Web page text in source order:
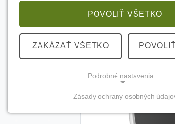
POVOLIŤ VŠETKO
ZAKÁZAŤ VŠETKO
Podrobné nastavenia
(vždy aktívne, nemožno vypnúť)
Zásady ochrany osobných